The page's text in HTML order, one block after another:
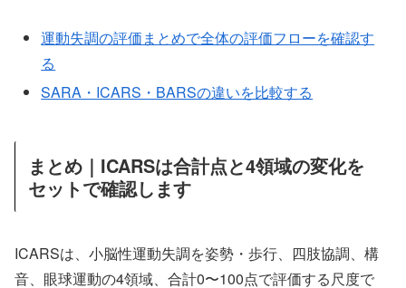
運動失調の評価まとめで全体の評価フローを確認す
る
SARA・ICARS・BARSの違いを比較する
まとめ｜ICARSは合計点と4領域の変化を
セットで確認します
ICARSは、小脳性運動失調を姿勢・歩行、四肢協調、構
音、眼球運動の4領域、合計0〜100点で評価する尺度で